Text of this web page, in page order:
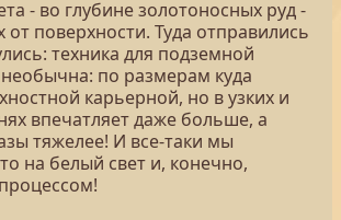
- во глубине золотоносных руд -
от поверхности. Туда отправились
техника для подземной
по размерам куда
карьерной, но в узких и
впечатляет даже больше, а
тяжелее! И все-таки мы
на белый свет и, конечно,